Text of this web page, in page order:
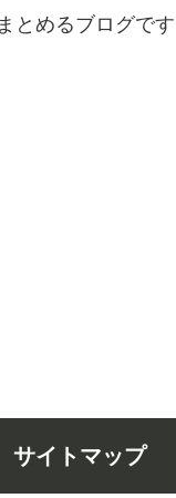
とめるブログです
サイトマップ